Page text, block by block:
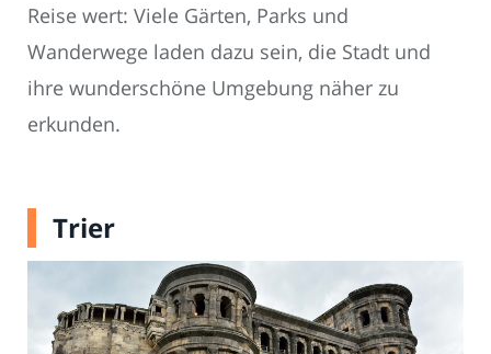
Reise wert: Viele Gärten, Parks und
Wanderwege laden dazu sein, die Stadt und
ihre wunderschöne Umgebung näher zu
erkunden.
Trier